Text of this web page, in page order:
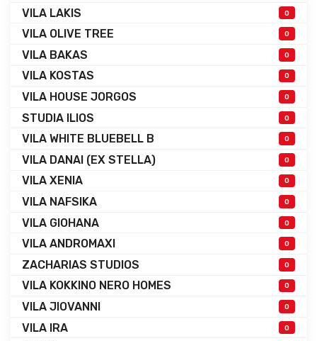
VILA LAKIS 0
VILA OLIVE TREE 0
VILA BAKAS 0
VILA KOSTAS 0
VILA HOUSE JORGOS 0
STUDIA ILIOS 0
VILA WHITE BLUEBELL B 0
VILA DANAI (EX STELLA) 0
VILA XENIA 0
VILA NAFSIKA 0
VILA GIOHANA 0
VILA ANDROMAXI 0
ZACHARIAS STUDIOS 0
VILA KOKKINO NERO HOMES 0
VILA JIOVANNI 0
VILA IRA 0